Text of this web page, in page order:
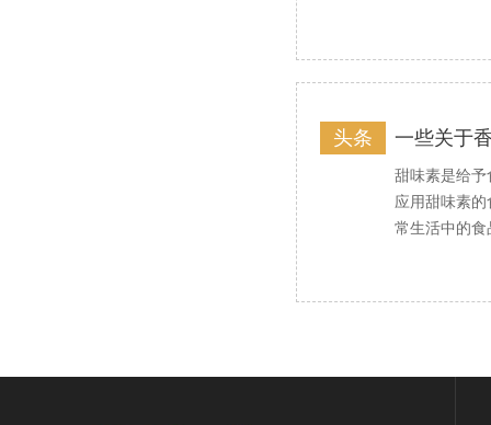
一些关于
头条
甜味素是给
应用甜味素
常生活中的